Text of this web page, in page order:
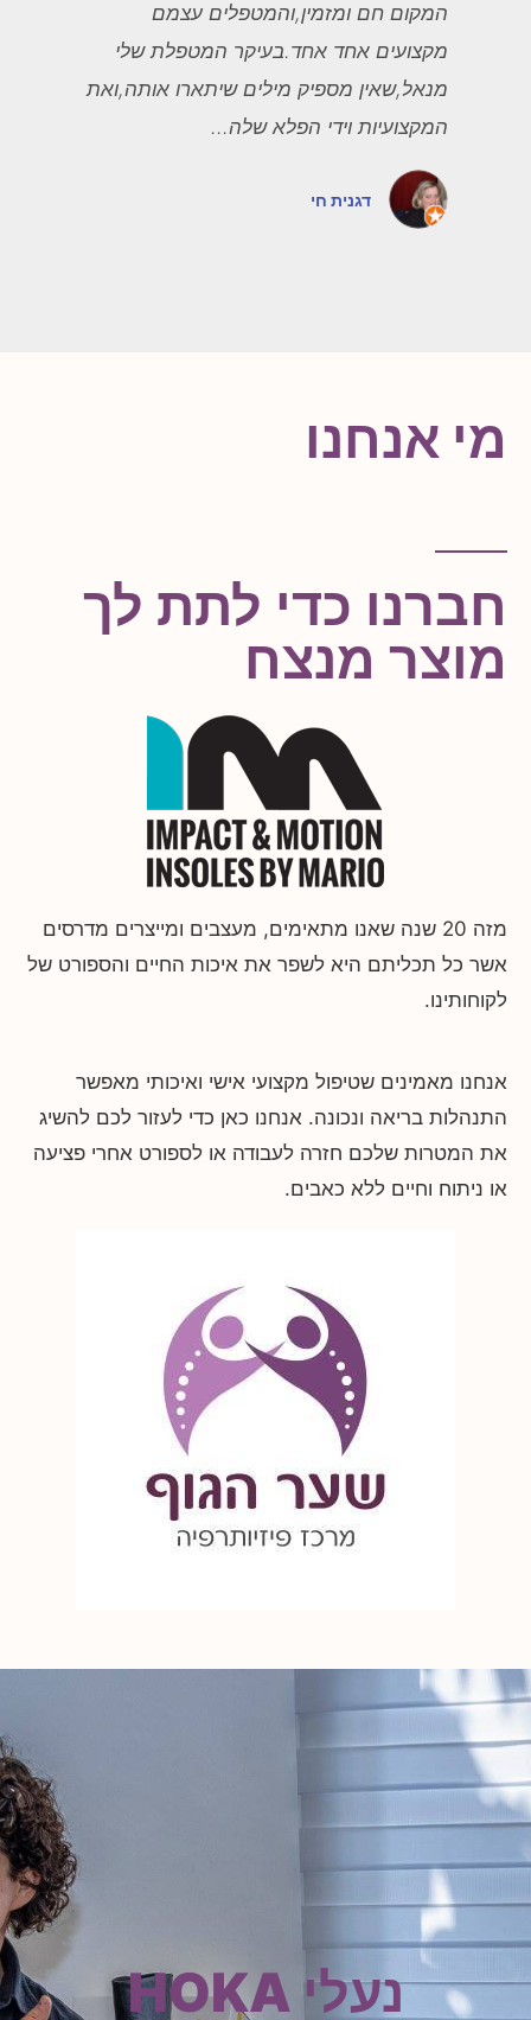
המקום חם ומזמין,והמטפלים עצמם
מקצועים אחד אחד.בעיקר המטפלת שלי
מנאל,שאין מספיק מילים שיתארו אותה,ואת
המקצועיות וידי הפלא שלה...
דגנית חי
מי אנחנו
חברנו כדי לתת לך
מוצר מנצח
מזה 20 שנה שאנו מתאימים, מעצבים ומייצרים מדרסים
אשר כל תכליתם היא לשפר את איכות החיים והספורט של
לקוחותינו.
אנחנו מאמינים שטיפול מקצועי אישי ואיכותי מאפשר
התנהלות בריאה ונכונה. אנחנו כאן כדי לעזור לכם להשיג
את המטרות שלכם חזרה לעבודה או לספורט אחרי פציעה
או ניתוח וחיים ללא כאבים.
נעלי HOKA